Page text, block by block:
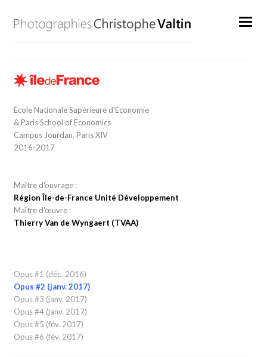
École Nationale Supérieure d'Économie
& Paris School of Economics
Campus Jourdan, Paris XIV
2016-2017
Maître d'ouvrage :
Région Île-de-France Unité Développement
Maître d'œuvre :
Thierry Van de Wyngaert (TVAA)
Opus #1 (déc. 2016)
Opus #2 (janv. 2017)
Opus #3 (janv. 2017)
Opus #4 (janv. 2017)
Opus #5 (fév. 2017)
Opus #6 (fév. 2017)